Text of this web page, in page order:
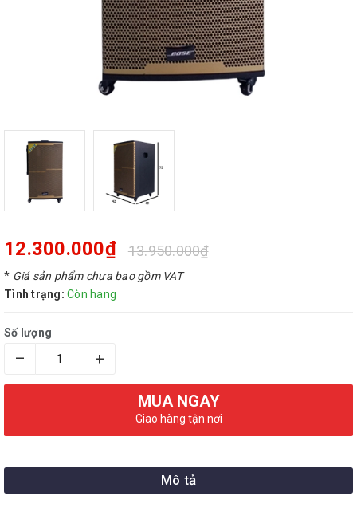
12.300.000₫ 13.950.000₫
* Giá sản phẩm chưa bao gồm VAT
Tình trạng: Còn hang
Số lượng
– +
MUA NGAY
Giao hàng tận nơi
Mô tả